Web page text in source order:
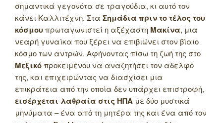
σημαντικά γεγονότα σε τραγούδια, κι αυτό τον
κάνει Καλλιτέχνη. Στα Σημάδια πριν το τέλος του
κόσμουπρωταγωνιστεί η αξέχαστη Μακίνα, μια
νεαρή γυναίκα που ξέρει να επιβιώνει στον βίαιο
κόσμο των αντρών. Αφήνοντας πίσω τη ζωή της στο
Μεξικόπροκειμένου να αναζητήσει τον αδελφό
της, και επιχειρώντας να διασχίσει μια
επικράτεια από την οποία δεν υπάρχει επιστροφή,
εισέρχεται λαθραία στις ΗΠΑ με δύο μυστικά
μηνύματα – ένα από τη μητέρα της και ένα από τον